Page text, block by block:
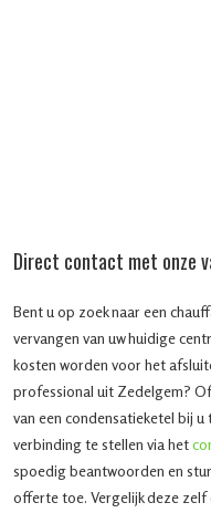
Direct contact met onze
Bent u op zoek naar een
vervangen van uw huidige
kosten worden voor het
professional uit Zedelgem?
van een condensatieketel bij
verbinding te stellen via het
spoedig beantwoorden en
offerte toe. Vergelijk deze zelf